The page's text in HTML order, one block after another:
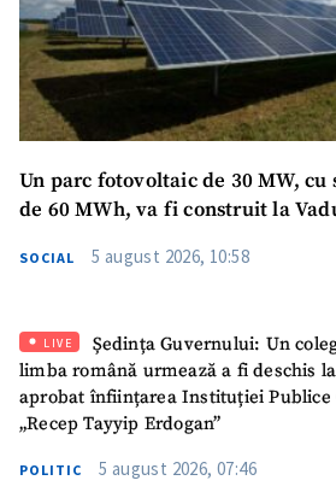
SUSȚINE
Un parc fotovoltaic de 30 MW, cu
de 60 MWh, va fi construit la
SOCIAL 5 august 2026, 10:58
LIVE
Ședința Guvernului: Un
limba română urmează a fi deschis
aprobat înființarea Instituției Publice
„Recep Tayyip Erdogan”
POLITIC 5 august 2026, 07:46